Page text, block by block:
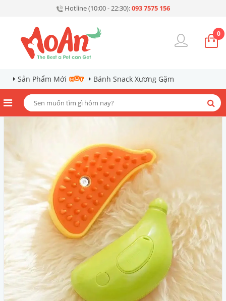
Hotline (10:00 - 22:30):093 7575 156
0
Sản Phẩm Mới Bánh Snack Xương Gặm